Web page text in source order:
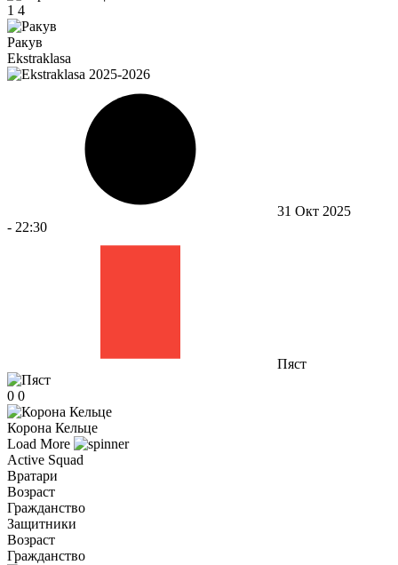
1 4
Ракув
Ekstraklasa
31 Окт 2025
- 22:30
Пяст
0 0
Корона Кельце
Load More
Active Squad
Вратари
Возраст
Гражданство
Защитники
Возраст
Гражданство